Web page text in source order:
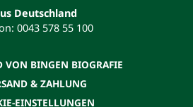
Deutschland
0043 578 55 100
VON BINGEN BIOGRAFIE
& ZAHLUNG
EINSTELLUNGEN